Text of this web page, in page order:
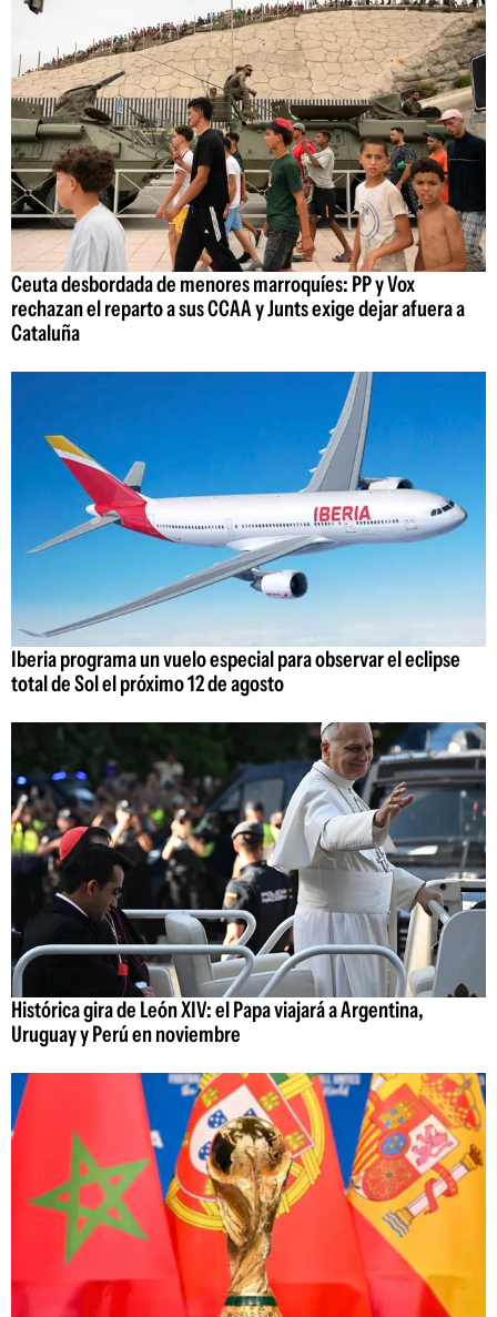
Ceuta desbordada de menores marroquíes: PP y Vox
rechazan el reparto a sus CCAA y Junts exige dejar afuera a
Cataluña
Iberia programa un vuelo especial para observar el eclipse
total de Sol el próximo 12 de agosto
Histórica gira de León XIV: el Papa viajará a Argentina,
Uruguay y Perú en noviembre